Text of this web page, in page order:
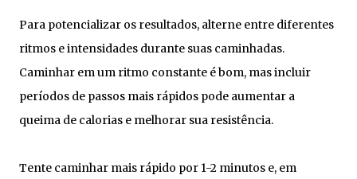
Para potencializar os resultados, alterne entre diferentes
ritmos e intensidades durante suas caminhadas.
Caminhar em um ritmo constante é bom, mas incluir
períodos de passos mais rápidos pode aumentar a
queima de calorias e melhorar sua resistência.
Tente caminhar mais rápido por 1-2 minutos e, em